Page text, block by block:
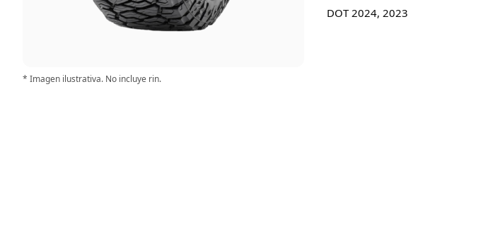
* Imagen ilustrativa. No incluye rin.
DOT 2024, 2023